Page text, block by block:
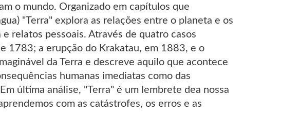
o mundo. Organizado em capítulos que
"Terra" explora as relações entre o planeta e os
relatos pessoais. Através de quatro casos
1783; a erupção do Krakatau, em 1883, e o
da Terra e descreve aquilo que acontece
humanas imediatas como das
última análise, "Terra" é um lembrete dea nossa
com as catástrofes, os erros e as